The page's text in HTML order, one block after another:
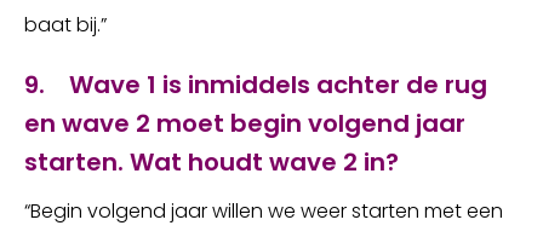
baat bij.”
9. Wave 1 is inmiddels achter de rug
en wave 2 moet begin volgend jaar
starten. Wat houdt wave 2 in?
“Begin volgend jaar willen we weer starten met een